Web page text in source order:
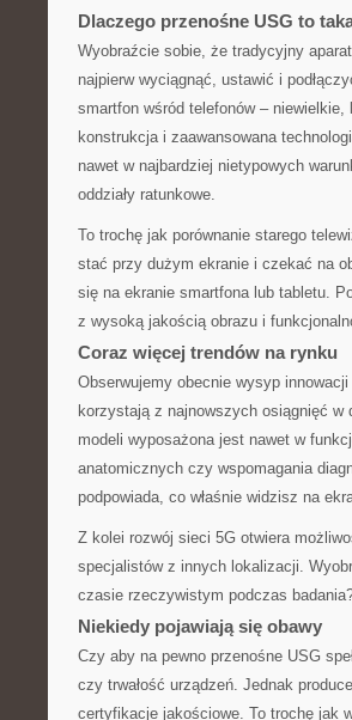
Dlaczego przenośne USG to
Wyobraźcie sobie, że tradycyjny
najpierw wyciągnąć, ustawić i
smartfon wśród telefonów –
konstrukcja i zaawansowana
nawet w najbardziej nietypowych
oddziały ratunkowe.
To trochę jak porównanie starego
stać przy dużym ekranie i czekać na
się na ekranie smartfona lub tabletu.
z wysoką jakością obrazu i
Coraz więcej trendów na rynku
Obserwujemy obecnie wysyp
korzystają z najnowszych osiągnięć
modeli wyposażona jest nawet w
anatomicznych czy wspomagania
podpowiada, co właśnie widzisz na
Z kolei rozwój sieci 5G otwiera
specjalistów z innych lokalizacji.
czasie rzeczywistym podczas
Niekiedy pojawiają się obawy
Czy aby na pewno przenośne USG
czy trwałość urządzeń. Jednak
certyfikacje jakościowe. To trochę jak